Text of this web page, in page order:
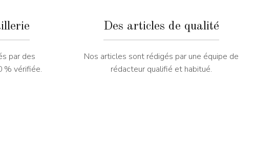
par des
% vérifiée.
Des articles de qualité
Nos articles sont rédigés par une équipe de
rédacteur qualifié et habitué.